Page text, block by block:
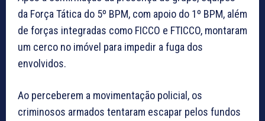
da Força Tática do 5º BPM, com apoio do 1º BPM, além
de forças integradas como FICCO e FTICCO, montaram
um cerco no imóvel para impedir a fuga dos
envolvidos.
Ao perceberem a movimentação policial, os
criminosos armados tentaram escapar pelos fundos